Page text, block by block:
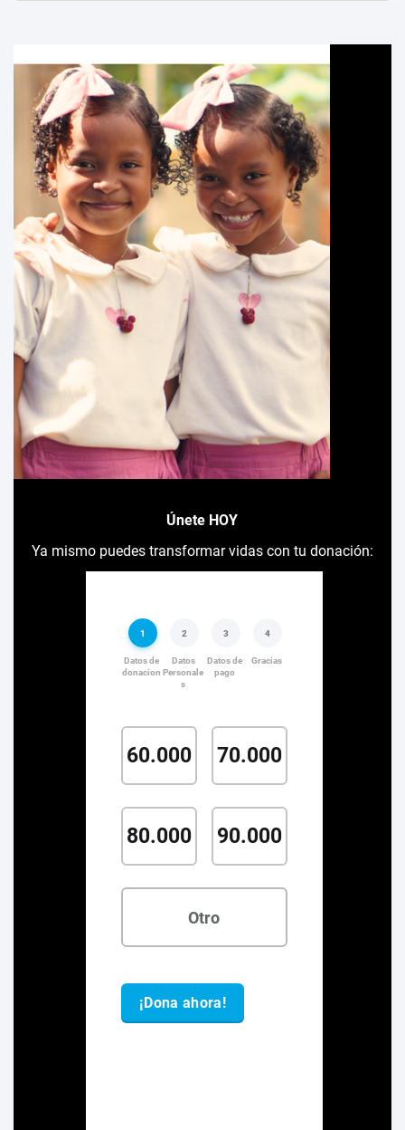
Únete HOY
Ya mismo puedes transformar vidas con tu donación: